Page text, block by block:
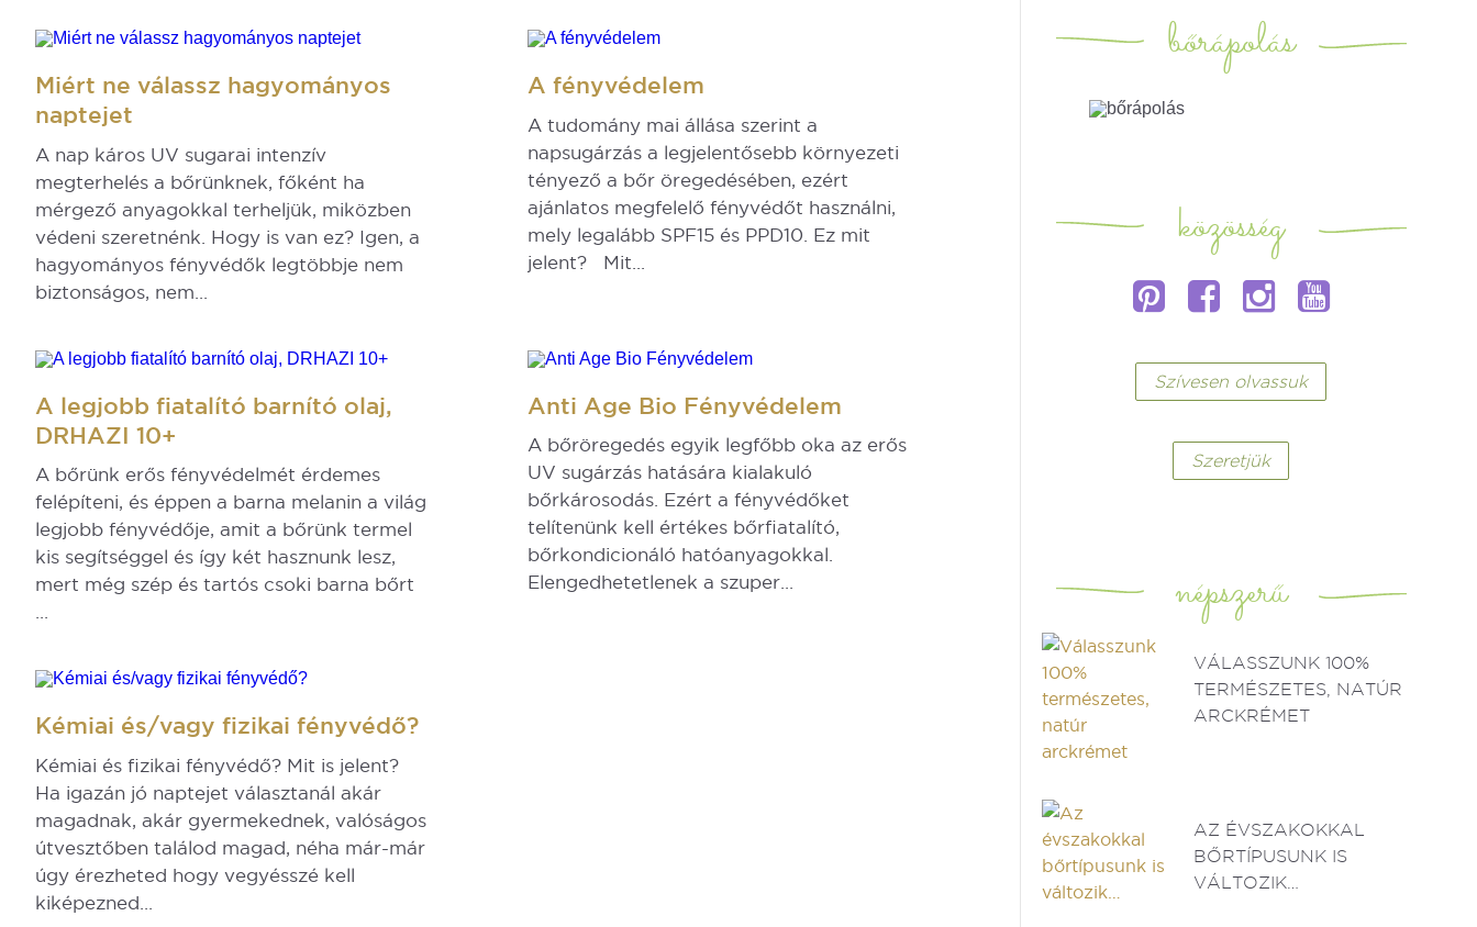
Miért ne válassz hagyományos
naptejet
A nap káros UV sugarai intenzív
megterhelés a bőrünknek, főként ha
mérgező anyagokkal terheljük, miközben
védeni szeretnénk. Hogy is van ez? Igen, a
hagyományos fényvédők legtöbbje nem
biztonságos, nem...
A fényvédelem
A tudomány mai állása szerint a
napsugárzás a legjelentősebb környezeti
tényező a bőr öregedésében, ezért
ajánlatos megfelelő fényvédőt használni,
mely legalább SPF15 és PPD10. Ez mit
jelent? Mit...
A legjobb fiatalító barnító olaj,
DRHAZI 10+
A bőrünk erős fényvédelmét érdemes
felépíteni, és éppen a barna melanin a világ
legjobb fényvédője, amit a bőrünk termel
kis segítséggel és így két hasznunk lesz,
mert még szép és tartós csoki barna bőrt
Anti Age Bio Fényvédelem
A bőröregedés egyik legfőbb oka az erős
UV sugárzás hatására kialakuló
bőrkárosodás. Ezért a fényvédőket
telítenünk kell értékes bőrfiatalító,
bőrkondicionáló hatóanyagokkal.
Elengedhetetlenek a szuper...
Kémiai és/vagy fizikai fényvédő?
Kémiai és fizikai fényvédő? Mit is jelent?
Ha igazán jó naptejet választanál akár
magadnak, akár gyermekednek, valóságos
útvesztőben találod magad, néha már-már
úgy érezheted hogy vegyésszé kell
kiképezned...
bőrápolás
közösség
Szívesen olvassuk
Szeretjük
népszerű
VÁLASSZUNK 100%
TERMÉSZETES, NATÚR
ARCKRÉMET
AZ ÉVSZAKOKKAL
BŐRTÍPUSUNK IS
VÁLTOZIK…